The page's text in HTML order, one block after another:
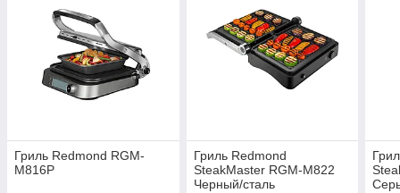
Гриль Redmond RGM-
M816P
Гриль Redmond
SteakMaster RGM-M822
Черный/сталь